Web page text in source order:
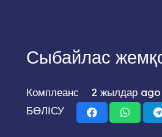
Сыбайлас
Комплеанс
2 жылдар ago
БӨЛІСУ